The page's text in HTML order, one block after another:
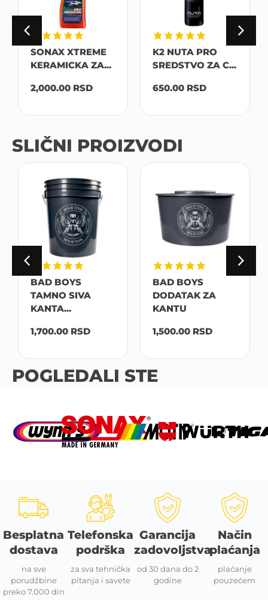
SONAX XTREME
KERAMICKA ZA...
2,000.00 RSD
K2 NUTA PRO
SREDSTVO ZA C...
650.00 RSD
SLIČNI PROIZVODI
BAD BOYS
TAMNO SIVA
KANTA...
1,700.00 RSD
BAD BOYS
DODATAK ZA
KANTU
1,500.00 RSD
POGLEDALI STE
Besplatna
dostava
na sve
porudžbine
preko 7.000 din
Telefonska
podrška
za sva tehnička
pitanja i savete
Garancija
zadovoljstva
od 30 dana do 2
godine
Način
plaćanja
plaćanje
pouzećem